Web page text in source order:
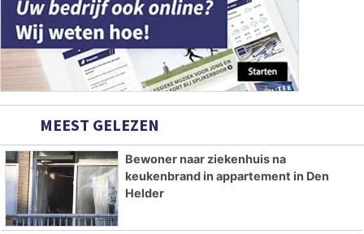
MEEST GELEZEN
Bewoner naar ziekenhuis na
keukenbrand in appartement in Den
Helder